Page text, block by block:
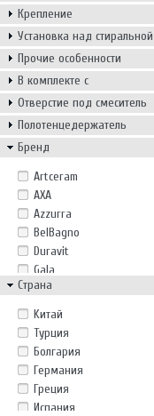
Крепление
Установка над стиральной
машиной
Прочие особенности
В комплекте с
Отверстие под смеситель
Полотенцедержатель
Бренд
Artceram
AXA
Azzurra
BelBagno
Duravit
Gala
Gsi
Gustavsberg
Ideal Standard
Ido
Ifo
Imex
Jacob Delafon
Страна
Kитай
Tурция
Болгария
Германия
Греция
Испания